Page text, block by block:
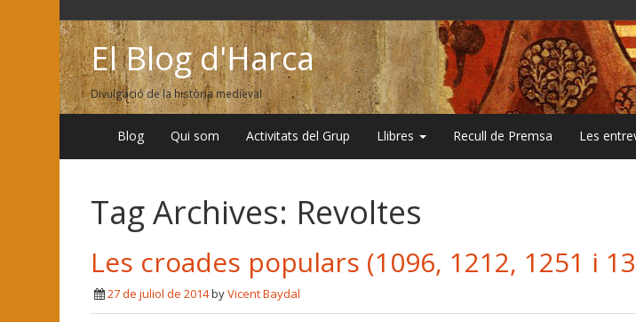
El Blog d'Harca
Divulgació de la història medieval
Blog Qui som Activitats del Grup Llibres Recull de Premsa Les
Tag Archives: Revoltes
Les croades populars (1096, 1212, 1251 i
27 de juliol de 2014byVicent Baydal